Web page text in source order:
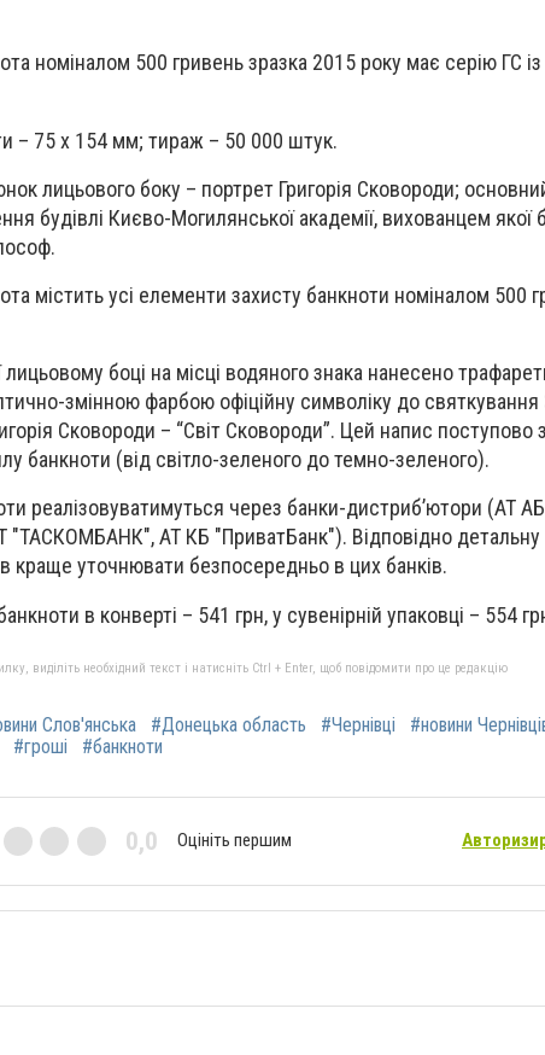
номіналом 500 гривень зразка 2015 року має серію ГС
– 75 x 154 мм; тираж – 50 000 штук.
лицьового боку – портрет Григорія Сковороди;
будівлі Києво-Могилянської академії, вихованцем якої
містить усі елементи захисту банкноти номіналом 500
лицьовому боці на місці водяного знака нанесено
змінною фарбою офіційну символіку до святкування
Сковороди – “Світ Сковороди”. Цей напис поступово
банкноти (від світло-зеленого до темно-зеленого).
реалізовуватимуться через банки-дистриб’ютори (АТ
АТ КБ "ПриватБанк"). Відповідно
краще уточнювати безпосередньо в цих банків.
в конверті – 541 грн, у сувенірній упаковці – 554
виділіть необхідний текст і натисніть Ctrl + Enter, щоб повідомити про це редакцію
Слов'янська #Донецька область #Чернівці #новини
#гроші #банкноти
0,0 Оцініть першим